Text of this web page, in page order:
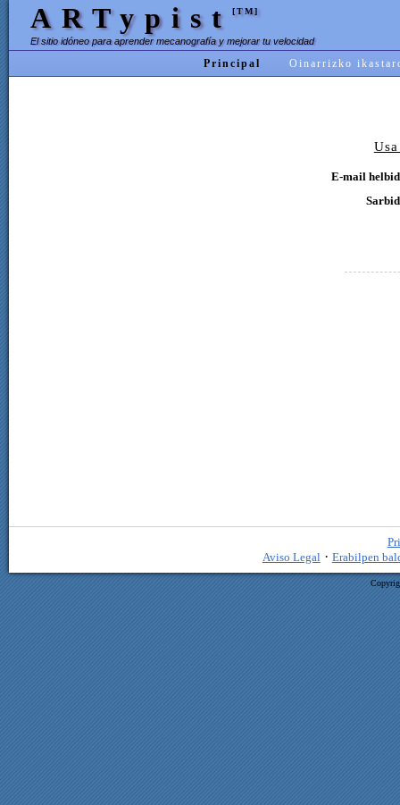
ARTypist [TM]
El sitio idóneo para aprender mecanografía y mejorar tu velocidad
Principal Oinarrizko
E-mail
Aviso Legal · Erabilpen